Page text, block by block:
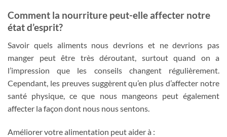
Comment la nourriture peut-elle affecter notre
état d’esprit?
Savoir quels aliments nous devrions et ne devrions pas
manger peut être très déroutant, surtout quand on a
l’impression que les conseils changent régulièrement.
Cependant, les preuves suggèrent qu’en plus d’affecter notre
santé physique, ce que nous mangeons peut également
affecter la façon dont nous nous sentons.
Améliorer votre alimentation peut aider à :